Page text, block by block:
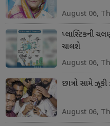
August 06,
પ્લાસ્ટિકની
ચાલશે
August 06,
છાત્રો સામે
August 06,